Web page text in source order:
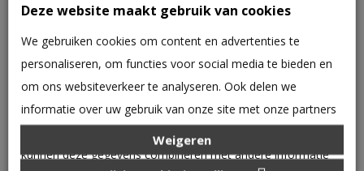
0 product(en) - €0,00
CATEGORIEËN
Deze website maakt gebruik van cookies
We gebruiken cookies om content en advertenties te
personaliseren, om functies voor social media te bieden en
om ons websiteverkeer te analyseren. Ook delen we
informatie over uw gebruik van onze site met onze partners
kunnen deze gegevens combineren met andere informatie
Weigeren